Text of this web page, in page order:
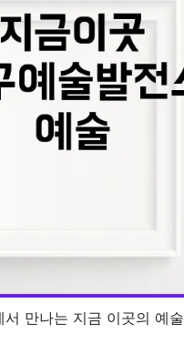
서 만나는 지금 이곳의 예술